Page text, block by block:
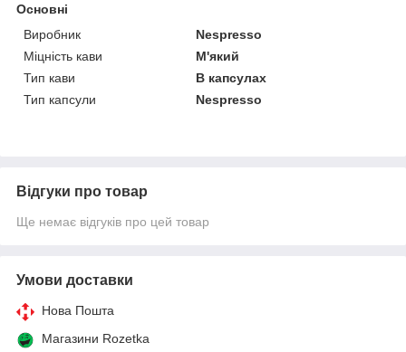
Основні
Виробник
Nespresso
Міцність кави
М'який
Тип кави
В капсулах
Тип капсули
Nespresso
Відгуки про товар
Ще немає відгуків про цей товар
Умови доставки
Нова Пошта
Магазини Rozetka